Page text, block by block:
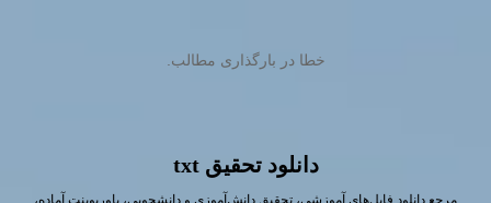
خطا در بارگذاری مطالب.
دانلود تحقیق txt
مرجع دانلود فایل‌های آموزشی، تحقیق دانش‌آموزی و دانشجویی، پاورپوینت آماده،